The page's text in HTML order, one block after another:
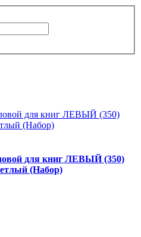
для книг ЛЕВЫЙ (350)
(Набор)